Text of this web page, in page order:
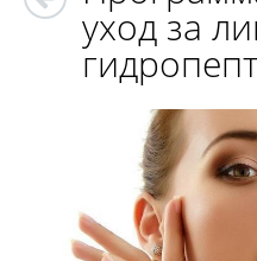
уход за